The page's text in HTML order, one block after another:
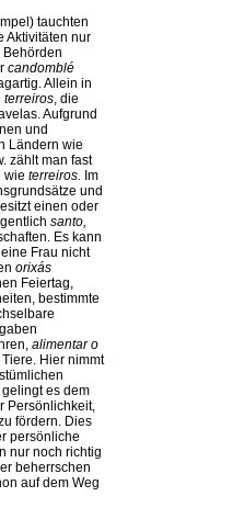
tauchten
Aktivitäten nur
Behörden
candomblé
Allein in
terreiros , die
Aufgrund
und
Ländern wie
zählt man fast
wie terreiros. Im
und
einen oder
santo,
Es kann
Frau nicht
orixás
Feiertag,
bestimmte
alimentar o
Hier nimmt
gelingt es dem
Persönlichkeit,
fördern. Dies
persönliche
nur noch richtig
beherrschen
auf dem Weg